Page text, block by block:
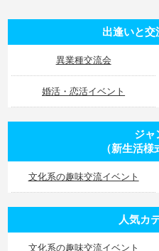
出逢いと交
異業種交流会
婚活・恋活イベント
ジャ
（新生活様
文化系の趣味交流イベント
人気カ
文化系の趣味交流イベント